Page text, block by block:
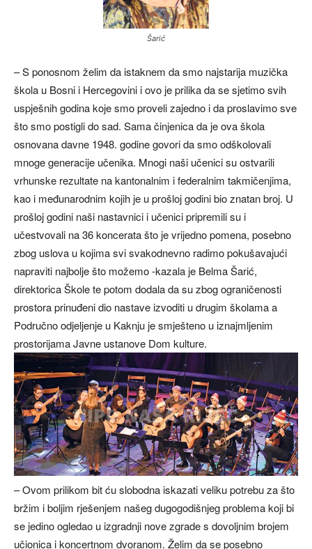
Šarić
– S ponosnom želim da istaknem da smo najstarija muzička
škola u Bosni i Hercegovini i ovo je prilika da se sjetimo svih
uspješnih godina koje smo proveli zajedno i da proslavimo sve
što smo postigli do sad. Sama činjenica da je ova škola
osnovana davne 1948. godine govori da smo odškolovali
mnoge generacije učenika. Mnogi naši učenici su ostvarili
vrhunske rezultate na kantonalnim i federalnim takmičenjima,
kao i međunarodnim kojih je u prošloj godini bio znatan broj. U
prošloj godini naši nastavnici i učenici pripremili su i
učestvovali na 36 koncerata što je vrijedno pomena, posebno
zbog uslova u kojima svi svakodnevno radimo pokušavajući
napraviti najbolje što možemo -kazala je Belma Šarić,
direktorica Škole te potom dodala da su zbog ograničenosti
prostora prinuđeni dio nastave izvoditi u drugim školama a
Područno odjeljenje u Kaknju je smješteno u iznajmljenim
prostorijama Javne ustanove Dom kulture.
– Ovom prilikom bit ću slobodna iskazati veliku potrebu za što
bržim i boljim rješenjem našeg dugogodišnjeg problema koji bi
se jedino ogledao u izgradnji nove zgrade s dovoljnim brojem
učionica i koncertnom dvoranom. Želim da se posebno